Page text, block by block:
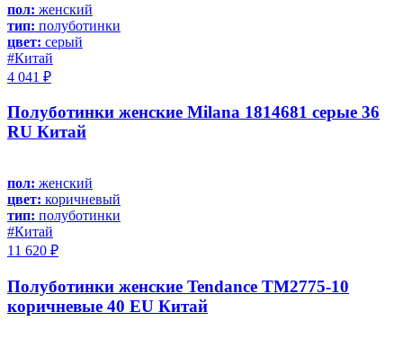
пол: женский
тип: полуботинки
цвет: серый
#Китай
4 041 ₽
Полуботинки женские Milana 1814681 серые 36
RU Китай
пол: женский
цвет: коричневый
тип: полуботинки
#Китай
11 620 ₽
Полуботинки женские Tendance TM2775-10
коричневые 40 EU Китай